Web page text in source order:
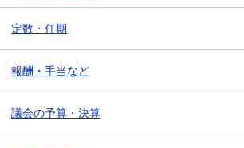
定数・任期
報酬・手当など
議会の予算・決算